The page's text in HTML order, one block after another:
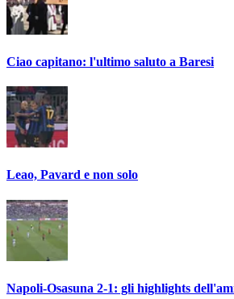
Ciao capitano: l'ultimo saluto a Baresi
Leao, Pavard e non solo
Napoli-Osasuna 2-1: gli highlights